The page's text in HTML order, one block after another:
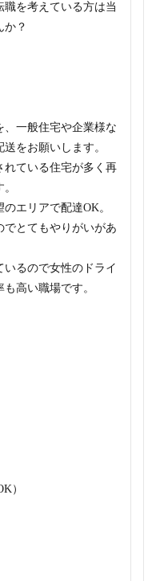
職を考えている方は当
か？
、一般住宅や企業様な
をお願いします。
れている住宅が多く再
エリアで配達OK。
とてもやりがいがあ
るので女性のドライ
高い職場です。
）